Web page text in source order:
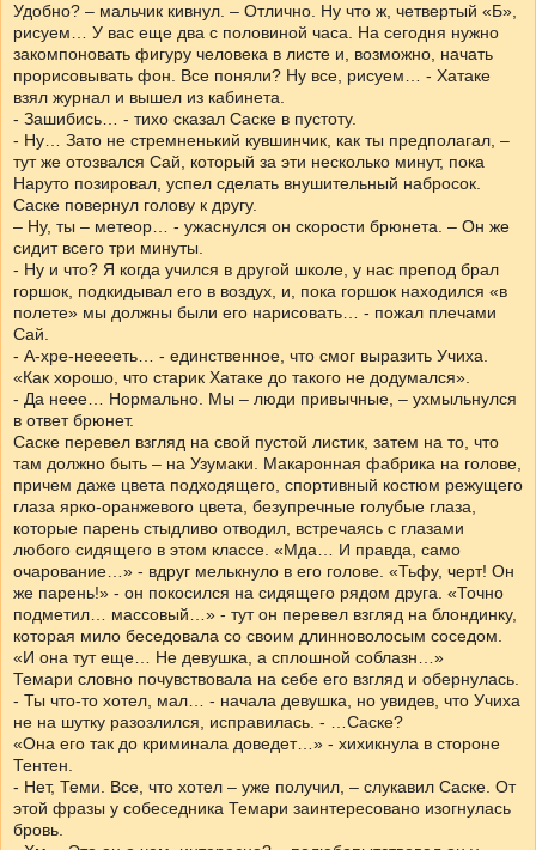
Удобно? – мальчик кивнул. – Отлично. Ну что ж, четвертый «Б»,
рисуем… У вас еще два с половиной часа. На сегодня нужно
закомпоновать фигуру человека в листе и, возможно, начать
прорисовывать фон. Все поняли? Ну все, рисуем… - Хатаке
взял журнал и вышел из кабинета.
- Зашибись… - тихо сказал Саске в пустоту.
- Ну… Зато не стремненький кувшинчик, как ты предполагал, –
тут же отозвался Сай, который за эти несколько минут, пока
Наруто позировал, успел сделать внушительный набросок.
Саске повернул голову к другу.
– Ну, ты – метеор… - ужаснулся он скорости брюнета. – Он же
сидит всего три минуты.
- Ну и что? Я когда учился в другой школе, у нас препод брал
горшок, подкидывал его в воздух, и, пока горшок находился «в
полете» мы должны были его нарисовать… - пожал плечами
Сай.
- А-хре-нееееть… - единственное, что смог выразить Учиха.
«Как хорошо, что старик Хатаке до такого не додумался».
- Да неее… Нормально. Мы – люди привычные, – ухмыльнулся
в ответ брюнет.
Саске перевел взгляд на свой пустой листик, затем на то, что
там должно быть – на Узумаки. Макаронная фабрика на голове,
причем даже цвета подходящего, спортивный костюм режущего
глаза ярко-оранжевого цвета, безупречные голубые глаза,
которые парень стыдливо отводил, встречаясь с глазами
любого сидящего в этом классе. «Мда… И правда, само
очарование…» - вдруг мелькнуло в его голове. «Тьфу, черт! Он
же парень!» - он покосился на сидящего рядом друга. «Точно
подметил… массовый…» - тут он перевел взгляд на блондинку,
которая мило беседовала со своим длинноволосым соседом.
«И она тут еще… Не девушка, а сплошной соблазн…»
Темари словно почувствовала на себе его взгляд и обернулась.
- Ты что-то хотел, мал… - начала девушка, но увидев, что Учиха
не на шутку разозлился, исправилась. - …Саске?
«Она его так до криминала доведет…» - хихикнула в стороне
Тентен.
- Нет, Теми. Все, что хотел – уже получил, – слукавил Саске. От
этой фразы у собеседника Темари заинтересовано изогнулась
бровь.